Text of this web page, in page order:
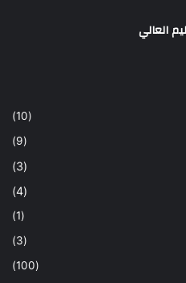
العالي
(10)
(9)
(3)
(4)
(1)
(3)
(100)